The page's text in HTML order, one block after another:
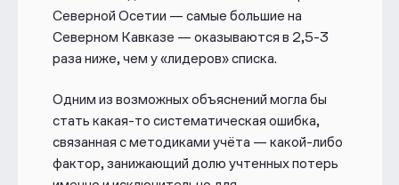
Северной Осетии — самые большие на
Северном Кавказе — оказываются в 2,5-3
раза ниже, чем у «лидеров» списка.
Одним из возможных объяснений могла бы
стать какая-то систематическая ошибка,
связанная с методиками учёта — какой-либо
фактор, занижающий долю учтенных потерь